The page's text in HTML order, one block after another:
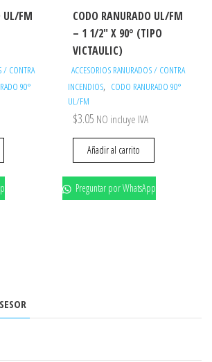
UL/FM
/ CONTRA
90°
CODO RANURADO UL/FM
– 1 1/2″ X 90° (TIPO
VICTAULIC)
ACCESORIOS RANURADOS / CONTRA
INCENDIOS, CODO RANURADO 90°
UL/FM
$3.05 NO incluye IVA
Añadir al carrito
Preguntar por WhatsApp